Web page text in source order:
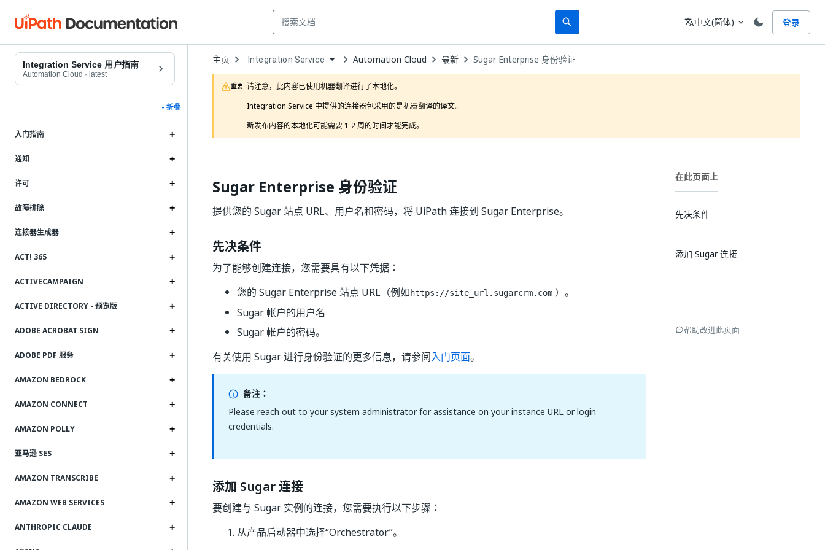
search
Search 语言
translate中文(简体) expand_more 登录
Integration Service 用户指南
Automation Cloud · latest
- 折叠
入门指南
通知
许可
故障排除
连接器生成器
ACT! 365
ACTIVECAMPAIGN
ACTIVE DIRECTORY - 预览版
ADOBE ACROBAT SIGN
ADOBE PDF 服务
AMAZON BEDROCK
AMAZON CONNECT
AMAZON POLLY
亚马逊 SES
AMAZON TRANSCRIBE
AMAZON WEB SERVICES
ANTHROPIC CLAUDE
主页 Open
Dropdown
to
choose
product
Integration Service Automation Cloud 最新 Sugar Enterprise 身份验证
重要 :请注意，此内容已使用机器翻译进行了本地化。
Integration Service 中提供的连接器包采用的是机器翻译的译文。
新发布内容的本地化可能需要 1-2 周的时间才能完成。
Sugar Enterprise 身份验证
提供您的 Sugar 站点 URL、用户名和密码，将 UiPath 连接到 Sugar Enterprise。
先决条件
为了能够创建连接，您需要具有以下凭据：
您的 Sugar Enterprise 站点 URL（例如https://site_url.sugarcrm.com ）。
Sugar 帐户的用户名
Sugar 帐户的密码。
有关使用 Sugar 进行身份验证的更多信息，请参阅入门页面。
备注：
Please reach out to your system administrator for assistance on your instance URL or login
credentials.
添加 Sugar 连接
要创建与 Sugar 实例的连接，您需要执行以下步骤：
从产品启动器中选择“Orchestrator”。
在此页面上
先决条件
添加 Sugar 连接
帮助改进此页面